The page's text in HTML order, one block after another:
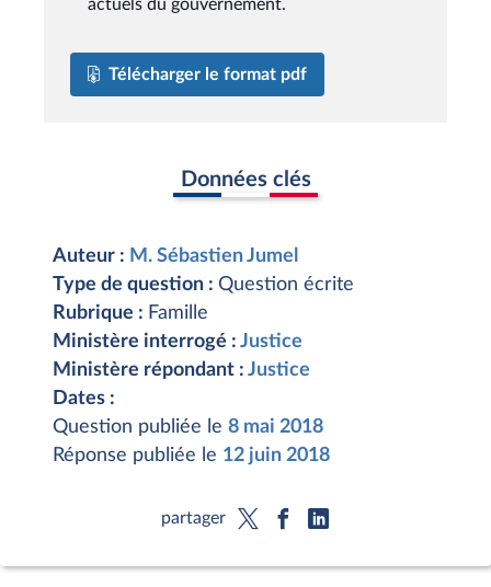
actuels du gouvernement.
Télécharger le format pdf
Données clés
Auteur : M. Sébastien Jumel
Type de question : Question écrite
Rubrique : Famille
Ministère interrogé : Justice
Ministère répondant : Justice
Dates :
Question publiée le 8 mai 2018
Réponse publiée le 12 juin 2018
partager